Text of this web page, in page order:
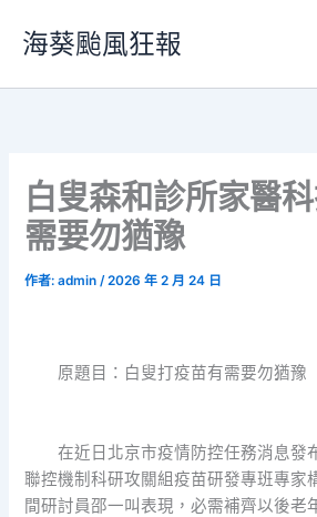
要
海葵颱風狂報
白叟森和診所家醫
需要勿猶豫
作者:admin/2026 年 2 月 24 日
原題目：白叟打疫苗有需要勿猶豫
在近日北京市疫情防控任務消息發
聯控機制科研攻關組疫苗研發專班專家
間研討員邵一叫表現，必需補齊以後老